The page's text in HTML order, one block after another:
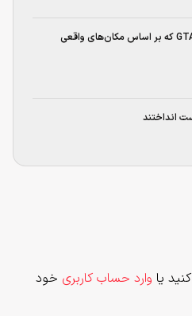
۳۰ مکان برتر بازی GTA V که بر اساس مکان‌های واقعی
کنید یا وارد حساب کاربری خود